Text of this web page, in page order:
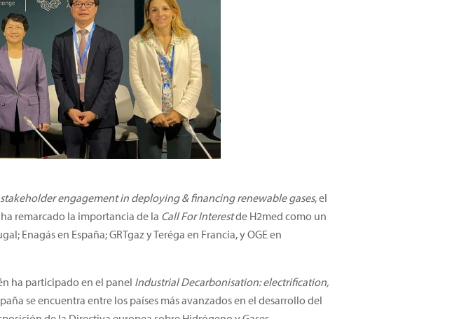
engagement in deploying & financing renewable gases, el
remarcado la importancia de la Call For Interestde H2med como un
Enagás en España; GRTgaz y Teréga en Francia, y OGE en
ha participado en el panel Industrial Decarbonisation: electrification,
se encuentra entre los países más avanzados en el desarrollo del